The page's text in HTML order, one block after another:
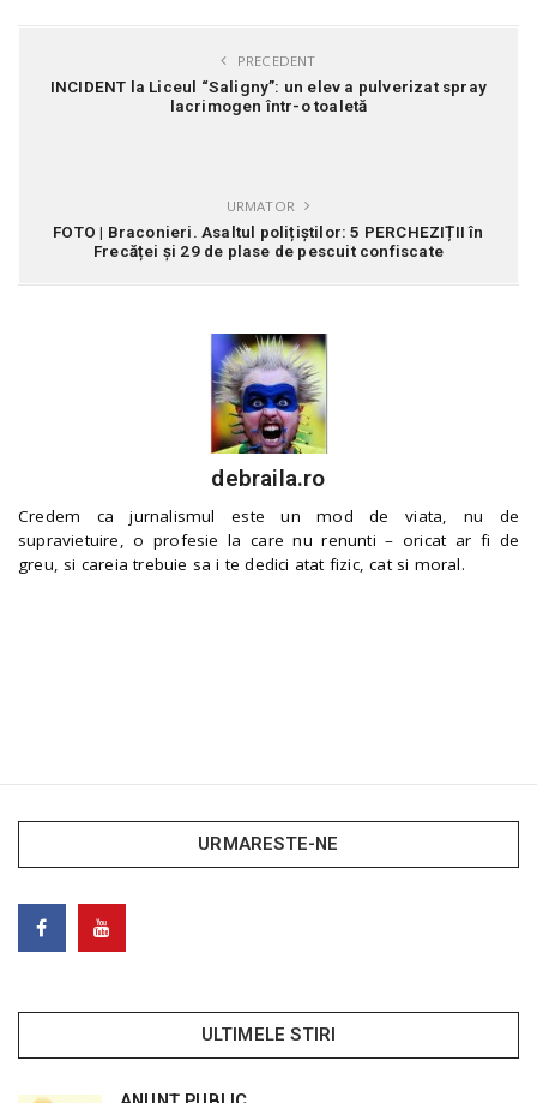
PRECEDENT
INCIDENT la Liceul “Saligny”: un elev a pulverizat spray
lacrimogen într-o toaletă
URMATOR
FOTO | Braconieri. Asaltul polițiștilor: 5 PERCHEZIȚII în
Frecăței și 29 de plase de pescuit confiscate
debraila.ro
Credem ca jurnalismul este un mod de viata, nu de
supravietuire, o profesie la care nu renunti – oricat ar fi de
greu, si careia trebuie sa i te dedici atat fizic, cat si moral.
URMARESTE-NE
ULTIMELE STIRI